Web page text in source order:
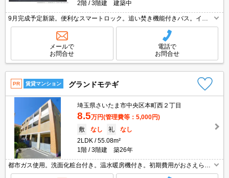
2階
3階建 建築中
9月完成予定新築。便利なスマートロック。追い焚き機能付きバス。イン
ターネット無料。TVモニター付インターホン。24時間換気システム。ファ
ミリーマートへ400m。イオンモールへ650m。エアコン付き。
メールで
お問合せ
電話で
お問合せ
PR 賃貸マンション グランドモテギ
埼玉県さいたま市中央区本町西２丁目
8.5万円(管理費等：5,000円)
敷
なし 礼
なし
2LDK
55.08m²
1階
3階建 築26年
都市ガス使用。洗面化粧台付き。温水暖房機付き。初期費用がおさえられ
る物件。保証会社加入要(月額総支払額の50%、10,000円/年)。契約金（初